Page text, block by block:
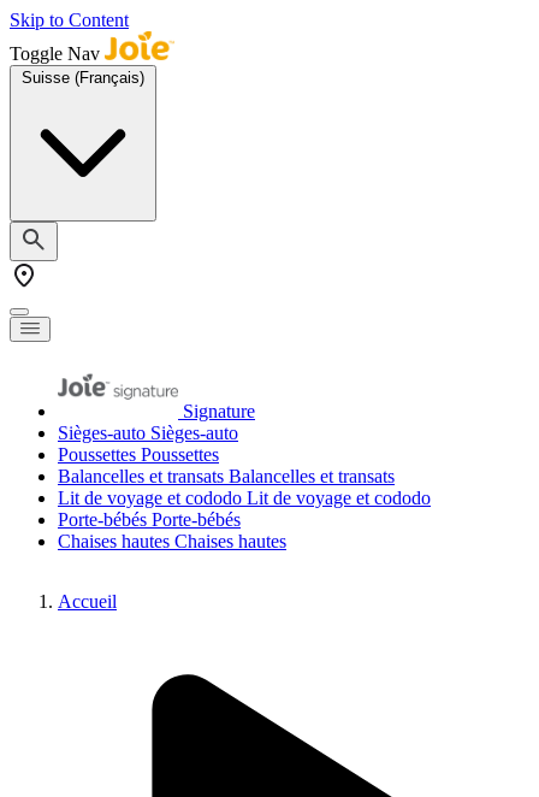
Skip to Content
Toggle Nav
Suisse (Français)
Signature
Sièges-auto Sièges-auto
Poussettes Poussettes
Balancelles et transats Balancelles et transats
Lit de voyage et cododo Lit de voyage et cododo
Porte-bébés Porte-bébés
Chaises hautes Chaises hautes
Accueil